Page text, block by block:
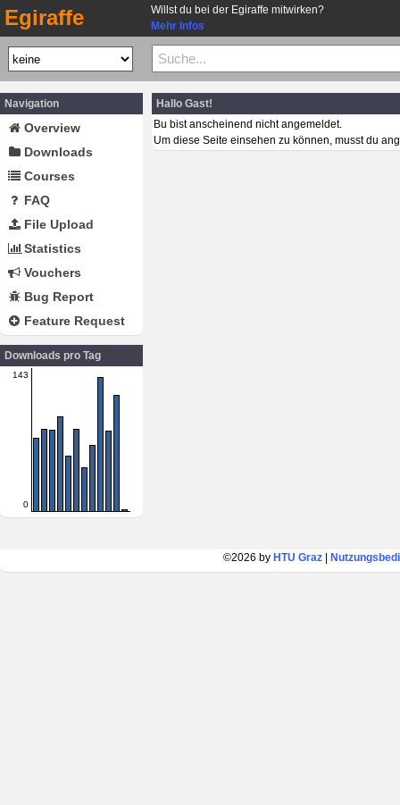
Egiraffe
Willst du bei der Egiraffe mitwirken?
Mehr Infos
Navigation
Overview
Downloads
Courses
FAQ
File Upload
Statistics
Vouchers
Bug Report
Feature Request
Downloads pro Tag
143
0
Hallo Gast!
Bu bist anscheinend nicht angemeldet.
Um diese Seite einsehen zu können, musst du
©2026 by HTU Graz|